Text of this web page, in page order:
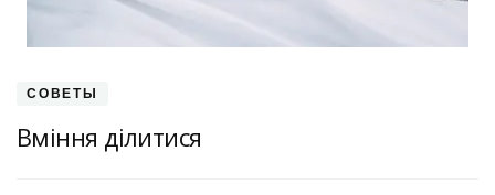
СОВЕТЫ
Вміння ділитися